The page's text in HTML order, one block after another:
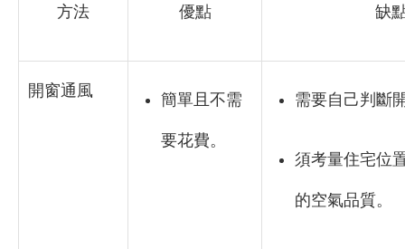
方法 優點 缺
開窗通風 簡單且不需
要花費。
需要自己判斷
須考量住宅位
的空氣品質。